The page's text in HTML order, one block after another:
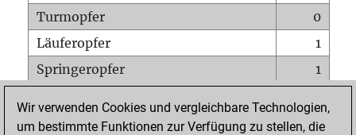
Turmopfer
0
Läuferopfer
1
Springeropfer
1
Matt auf vollem Brett
0
Wir verwenden Cookies und vergleichbare Technologien,
um bestimmte Funktionen zur Verfügung zu stellen, die